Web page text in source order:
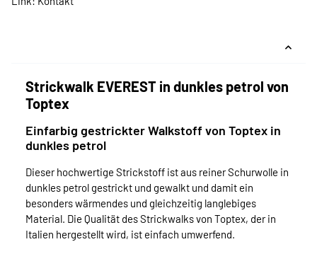
Strickwalk EVEREST in dunkles petrol von
Toptex
Einfarbig gestrickter Walkstoff von Toptex in
dunkles petrol
Dieser hochwertige Strickstoff ist aus reiner Schurwolle in
dunkles petrol gestrickt und gewalkt und damit ein
besonders wärmendes und gleichzeitig langlebiges
Material. Die Qualität des Strickwalks von Toptex, der in
Italien hergestellt wird, ist einfach umwerfend.